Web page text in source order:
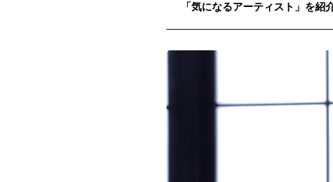
#女性SSW #ロック #男性シンガー
「気になるアーティスト」を